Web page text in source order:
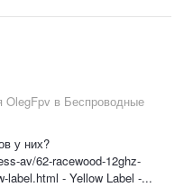
OlegFpv в Беспроводные
у них?
av/62-racewood-12ghz-
label.html - Yellow Label -...